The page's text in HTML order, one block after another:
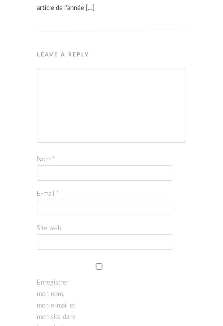
article de l’année […]
LEAVE A REPLY
Nom *
E-mail *
Site web
Enregistrer
mon nom,
mon e-mail et
mon site dans